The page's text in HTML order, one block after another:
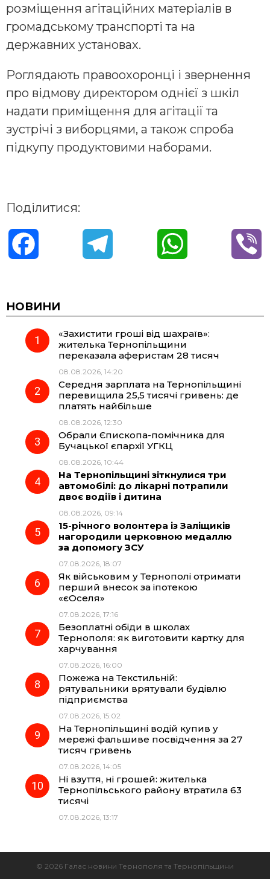
розміщення агітаційних матеріалів в
громадському транспорті та на
державних установах.
Роглядають правоохоронці і звернення
про відмову директором однієї з шкіл
надати приміщення для агітації та
зустрічі з виборцями, а також спроба
підкупу продуктовими наборами.
Поділитися:
c
e
o
k
e
r
a
t
A
НОВИНИ
«Захистити гроші від шахраїв»:
жителька Тернопільщини
переказала аферистам 28 тисяч
08.08.2026, 14:20
Середня зарплата на Тернопільщині
перевищила 25,5 тисячі гривень: де
платять найбільше
08.08.2026, 12:30
Обрали Єпископа-помічника для
Бучацької єпархії УГКЦ
08.08.2026, 10:44
На Тернопільщині зіткнулися три
автомобілі: до лікарні потрапили
двоє водіїв і дитина
08.08.2026, 09:14
15-річного волонтера із Заліщиків
нагородили церковною медаллю
за допомогу ЗСУ
07.08.2026, 18:07
Як військовим у Тернополі отримати
перший внесок за іпотекою
«єОселя»
07.08.2026, 17:16
Безоплатні обіди в школах
Тернополя: як виготовити картку для
харчування
07.08.2026, 16:00
Пожежа на Текстильній:
рятувальники врятували будівлю
підприємства
07.08.2026, 15:02
На Тернопільщині водій купив у
мережі фальшиве посвідчення за 27
тисяч гривень
07.08.2026, 14:05
Ні взуття, ні грошей: жителька
Тернопільського району втратила 63
тисячі
07.08.2026, 13:17
© 2026 Галас новини Тернополя та Тернопільщини